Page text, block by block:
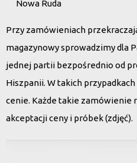
Nowa Ruda
Przy zamówieniach
magazynowy sprowadzimy dla
jednej partii bezpośrednio od
Hiszpanii. W takich
cenie. Każde takie zamówienie
akceptacji ceny i próbek (zdjęć).